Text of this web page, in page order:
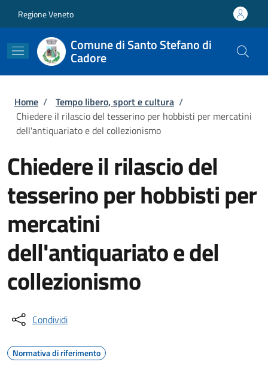
Regione Veneto
Comune di Santo Stefano di
Cadore
Briciole di pane
Home / Tempo libero, sport e cultura /
Chiedere il rilascio del tesserino per hobbisti per mercatini
dell'antiquariato e del collezionismo
Chiedere il rilascio del
tesserino per hobbisti per
mercatini
dell'antiquariato e del
collezionismo
Condividi
Normativa di riferimento